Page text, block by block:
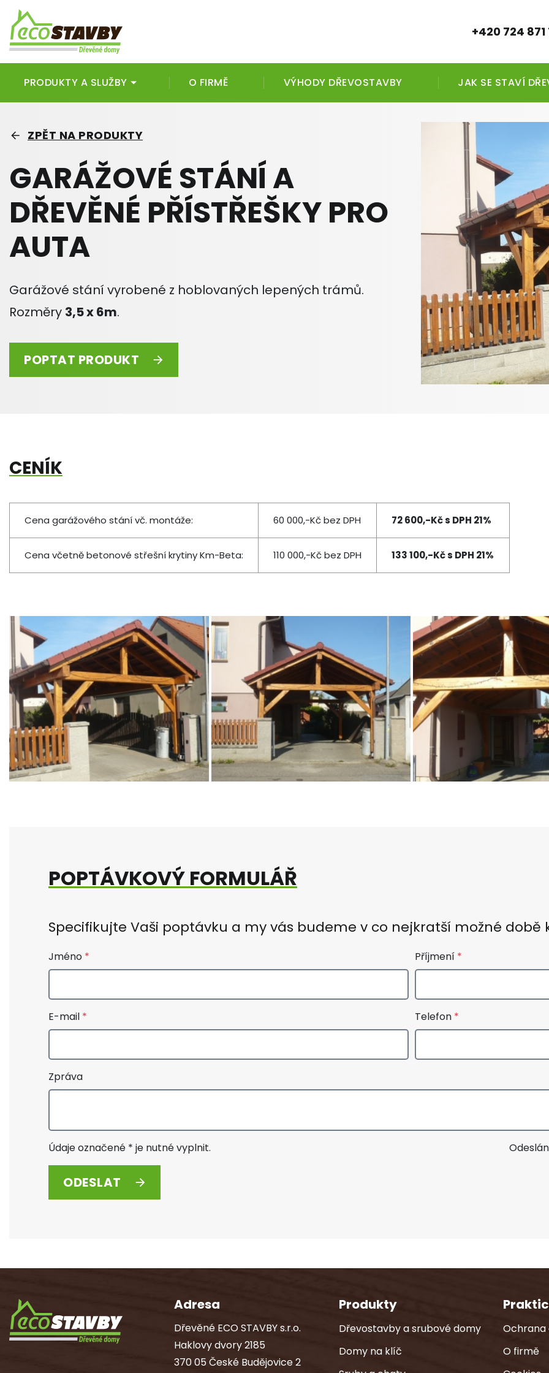
+420 724 871
PRODUKTY A SLUŽBY O FIRMĚ VÝHODY DŘEVOSTAVBY JAK SE STAVÍ
ZPĚT NA PRODUKTY
GARÁŽOVÉ STÁNÍ A
DŘEVĚNÉ PŘÍSTŘEŠKY PRO
AUTA
Garážové stání vyrobené z hoblovaných lepených trámů.
Rozměry 3,5 x 6m.
POPTAT PRODUKT
CENÍK
Cena garážového stání vč. montáže: 60 000,-Kč bez DPH 72 600,-Kč s DPH 21%
Cena včetně betonové střešní krytiny Km-Beta: 110 000,-Kč bez DPH 133 100,-Kč s DPH 21%
POPTÁVKOVÝ FORMULÁŘ
Specifikujte Vaši poptávku a my vás budeme v co nejkratší možné době
Jméno Příjmení
E-mail Telefon
Zpráva
Údaje označené * je nutné vyplnit.
ODESLAT
Adresa
Dřevěné ECO STAVBY s.r.o.
Haklovy dvory 2185
370 05 České Budějovice 2
Produkty
Dřevostavby a srubové domy
Domy na klíč
Ochrana
O firmě